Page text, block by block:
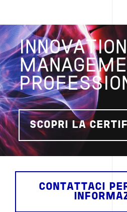
INNOVATION
SCOPRI LA
CONTATTACI